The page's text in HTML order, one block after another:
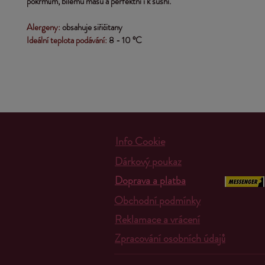
Alergeny: obsahuje siřičitany
Ideální teplota podávání: 8 - 10 °C
Info Cookie
Doprava a platba
Obchodní podmínky
Zpracování osobních údajů
Reklamace a vrácení
Dárkový poukaz